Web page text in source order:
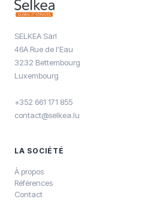
SELKEA Sàrl
46A Rue de l'Eau
3232 Bettembourg
Luxembourg
+352 661 171 855
contact@selkea.lu
LA SOCIÉTÉ
À propos
Références
Contact